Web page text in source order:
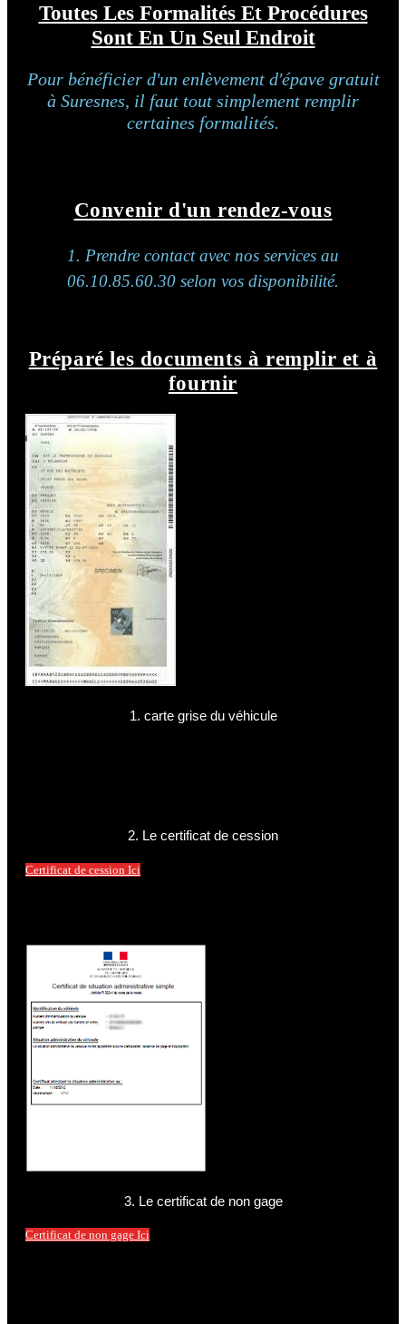
Toutes Les Formalités Et Procédures
Sont En Un Seul Endroit
Pour bénéficier d'un enlèvement d'épave gratuit
à Suresnes, il faut tout simplement remplir
certaines formalités.
Convenir d'un rendez-vous
1. Prendre contact avec nos services au
06.10.85.60.30 selon vos disponibilité.
Préparé les documents à remplir et à
fournir
1. carte grise du véhicule
2. Le certificat de cession
Certificat de cession Ici
3. Le certificat de non gage
Certificat de non gage Ici